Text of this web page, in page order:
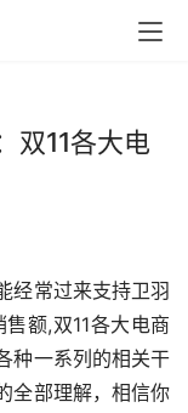
双11各大电
经常过来支持卫羽
额,双11各大电商
种一系列的相关干
全部理解，相信你